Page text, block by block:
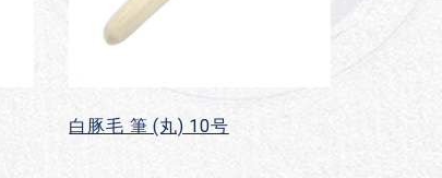
白豚毛 筆 (丸) 10号